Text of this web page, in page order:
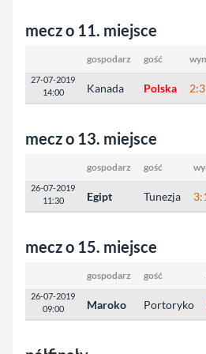
mecz o 11. miejsce
gospodarz gość
27-07-2019
14:00
Kanada Polska 2:3
mecz o 13. miejsce
gospodarz gość
26-07-2019
11:30
Egipt Tunezja
mecz o 15. miejsce
gospodarz gość
26-07-2019
09:00
Maroko Portoryko